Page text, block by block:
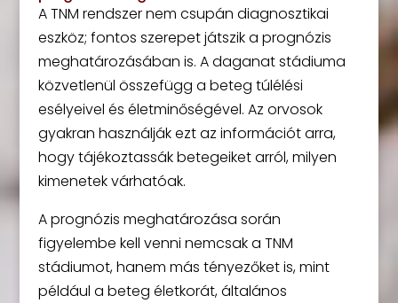
A TNM rendszer nem csupán diagnosztikai
eszköz; fontos szerepet játszik a prognózis
meghatározásában is. A daganat stádiuma
közvetlenül összefügg a beteg túlélési
esélyeivel és életminőségével. Az orvosok
gyakran használják ezt az információt arra,
hogy tájékoztassák betegeiket arról, milyen
kimenetek várhatóak.
A prognózis meghatározása során
figyelembe kell venni nemcsak a TNM
stádiumot, hanem más tényezőket is, mint
például a beteg életkorát, általános